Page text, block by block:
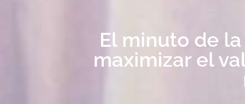
El minuto de
maximizar el